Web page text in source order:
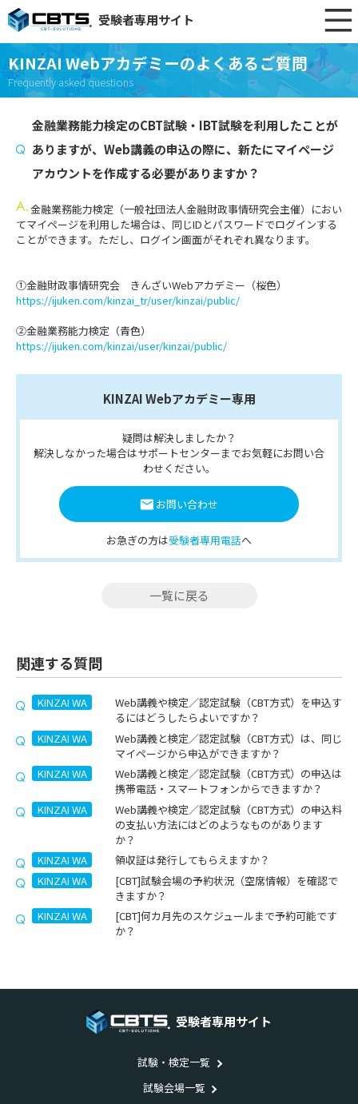
受験者専用サイト
KINZAI Webアカデミーのよくあるご質問
Frequently asked questions
金融業務能力検定のCBT試験・IBT試験を利用したことが
ありますが、Web講義の申込の際に、新たにマイページ
アカウントを作成する必要がありますか？
金融業務能力検定（一般社団法人金融財政事情研究会主催）におい
てマイページを利用した場合は、同じIDとパスワードでログインする
ことができます。ただし、ログイン画面がそれぞれ異なります。
①金融財政事情研究会 きんざいWebアカデミー（桜色）
https://ijuken.com/kinzai_tr/user/kinzai/public/
②金融業務能力検定（青色）
https://ijuken.com/kinzai/user/kinzai/public/
KINZAI Webアカデミー専用
疑問は解決しましたか？
解決しなかった場合はサポートセンターまでお気軽にお問い合
わせください。
お問い合わせ
お急ぎの方は受験者専用電話へ
一覧に戻る
関連する質問
KINZAI WA
Web講義や検定／認定試験（CBT方式）を申込す
るにはどうしたらよいですか？
KINZAI WA
Web講義と検定／認定試験（CBT方式）は、同じ
マイページから申込ができますか？
KINZAI WA
Web講義と検定／認定試験（CBT方式）の申込は
携帯電話・スマートフォンからできますか？
KINZAI WA
Web講義や検定／認定試験（CBT方式）の申込料
の支払い方法にはどのようなものがあります
か？
KINZAI WA
領収証は発行してもらえますか？
KINZAI WA
[CBT]試験会場の予約状況（空席情報）を確認で
きますか？
KINZAI WA
[CBT]何カ月先のスケジュールまで予約可能です
か？
受験者専用サイト
試験・検定一覧
試験会場一覧